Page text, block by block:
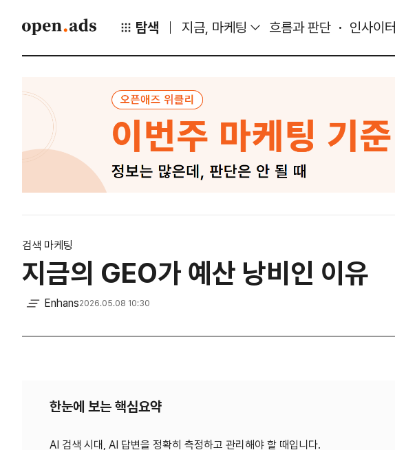
탐색 지금, 마케팅 흐름과 판단 인사이터
검색 마케팅
지금의 GEO가 예산 낭비인 이유
Enhans2026.05.08 10:30
한눈에 보는 핵심요약